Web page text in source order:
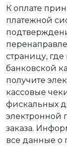
К оплате
платежной
страницу,
банковской
получите
кассовые
фискальных
электронной
заказа.
все данные о